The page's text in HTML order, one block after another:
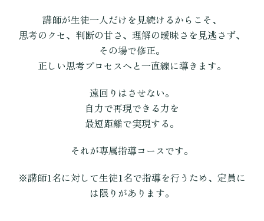
講師が生徒一人だけを見続けるからこそ、
思考のクセ、判断の甘さ、理解の曖昧さを見逃さず、
その場で修正。
正しい思考プロセスへと一直線に導きます。
遠回りはさせない。
自力で再現できる力を
最短距離で実現する。
それが専属指導コースです。
※講師1名に対して生徒1名で指導を行うため、定員に
は限りがあります。